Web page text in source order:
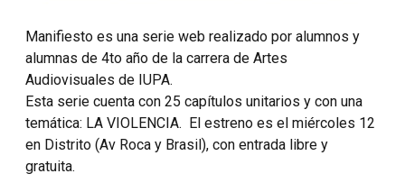
Manifiesto es una serie web realizado por alumnos y
alumnas de 4to año de la carrera de Artes
Audiovisuales de IUPA.
Esta serie cuenta con 25 capítulos unitarios y con una
temática: LA VIOLENCIA. El estreno es el miércoles 12
en Distrito (Av Roca y Brasil), con entrada libre y
gratuita.